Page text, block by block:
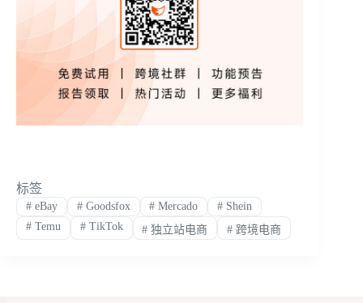
标签
#eBay #Goodsfox # Mercado # Shein
#Temu #TikTok # 独立站电商 # 跨境电商